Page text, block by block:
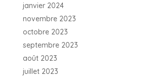
janvier 2024
novembre 2023
octobre 2023
septembre 2023
août 2023
juillet 2023